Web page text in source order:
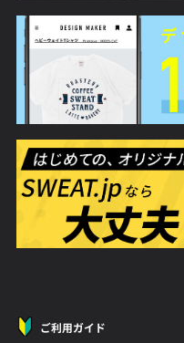
ご利用ガイド